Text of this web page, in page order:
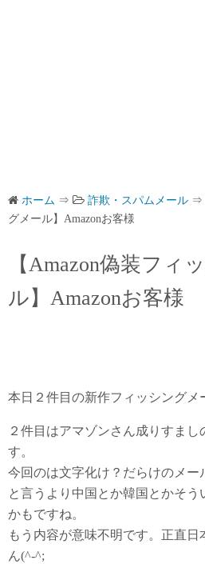
ホーム ⇒ 詐欺・スパムメール ⇒
グメール】Аmazonお客様
【Amazon偽装フィ
ル】Аmazonお客様
本日２件目の新作フィッシングメ
２件目はアマゾンさん成りすま
す。
今回のは文字化け？だらけのメー
と言うより中国とか韓国とかそ
かもですね。
もう内容が意味不明です。正直
ん(^-^;